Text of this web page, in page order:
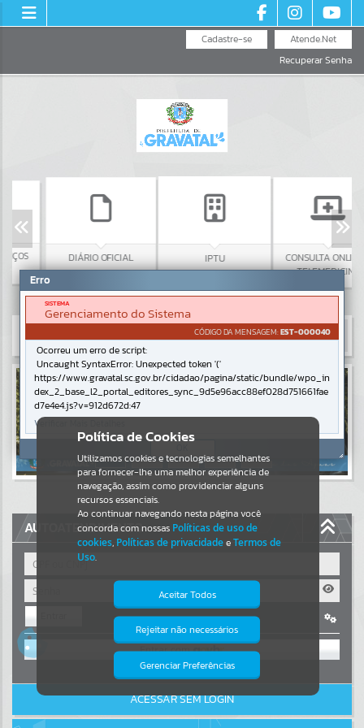
Atende.Net
Cadastre-se
Recuperar Senha
DIÁRIO OFICIAL IPTU
CONSULTA ONLINE -
TELEMEDICINA
Resultados para""
Portais
Por favor, aguarde...
NOTÍCIAS
Por favor, aguarde...
Por favor, aguarde...
Por favor, aguarde...
AUTOATENDIMENTO
OU
Cadastre-se|Recuperar Senha
ACESSAR SEM LOGIN
Política de Cookies
Utilizamos cookies e tecnologias semelhantes
para fornecer-lhe uma melhor experiência de
navegação, assim como providenciar alguns
recursos essenciais.
Ao continuar navegando nesta página você
concorda com nossas Políticas de uso de
cookies, Políticas de privacidadeeTermos de
Uso.
Aceitar Todos
Rejeitar não necessários
Gerenciar Preferências
Isto significa que diversos recursos
providenciados poderão não estar
Erro
SISTEMA
Gerenciamento do Sistema
CÓDIGO DA MENSAGEM:EST-000040
Ocorreu um erro de script:
Uncaught SyntaxError: Unexpected token '('
https://www.gravatal.sc.gov.br/cidadao/pagina/static/bundle/wpo_in
dex_2_base_l2_portal_editores_sync_9d5e96acc88ef028d751661fae
d7e4e4.js?v=912d672d:47
Verificar Mais Detalhes